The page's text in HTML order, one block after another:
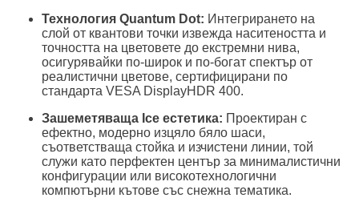
Технология Quantum Dot: Интегрирането на
слой от квантови точки извежда наситеността и
точността на цветовете до екстремни нива,
осигурявайки по-широк и по-богат спектър от
реалистични цветове, сертифицирани по
стандарта VESA DisplayHDR 400.
Зашеметяваща Ice естетика: Проектиран с
ефектно, модерно изцяло бяло шаси,
съответстваща стойка и изчистени линии, той
служи като перфектен център за минималистични
конфигурации или високотехнологични
компютърни кътове със снежна тематика.